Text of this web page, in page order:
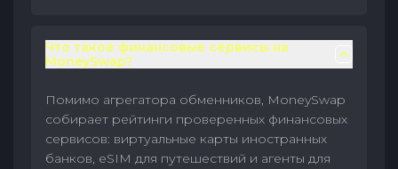
Что такое финансовые сервисы на
MoneySwap?
Помимо агрегатора обменников, MoneySwap
собирает рейтинги проверенных финансовых
сервисов: виртуальные карты иностранных
банков, eSIM для путешествий и агенты для